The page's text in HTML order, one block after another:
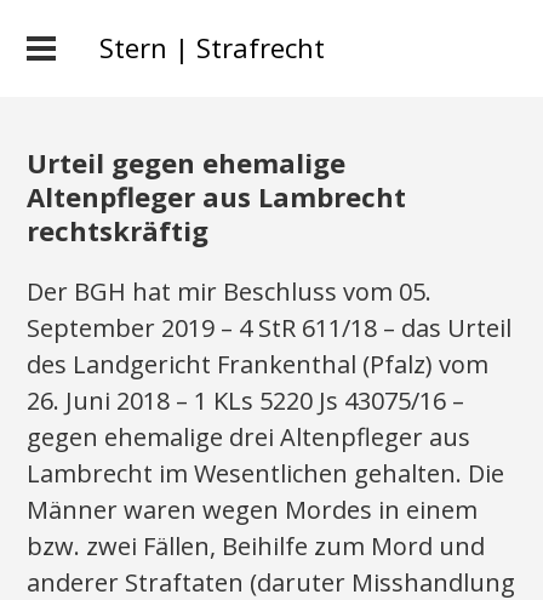
Stern | Strafrecht
Urteil gegen ehemalige
Altenpfleger aus Lambrecht
rechtskräftig
Der BGH hat mir Beschluss vom 05.
September 2019 – 4 StR 611/18 – das Urteil
des Landgericht Frankenthal (Pfalz) vom
26. Juni 2018 – 1 KLs 5220 Js 43075/16 –
gegen ehemalige drei Altenpfleger aus
Lambrecht im Wesentlichen gehalten. Die
Männer waren wegen Mordes in einem
bzw. zwei Fällen, Beihilfe zum Mord und
anderer Straftaten (daruter Misshandlung